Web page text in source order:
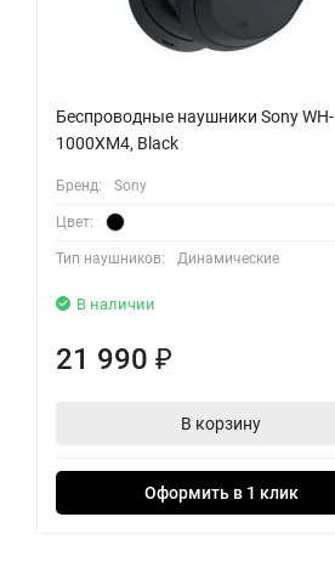
Беспроводные наушники Sony WH-
1000XM4, Black
Бренд: Sony
Цвет:
Тип наушников: Динамические
В наличии
21 990 ₽
В корзину
Оформить в 1 клик